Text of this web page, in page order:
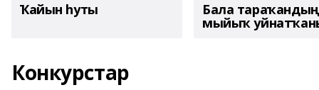
Ҡайын һуты Бала тараҡандың
мыйыҡ
Конкурстар